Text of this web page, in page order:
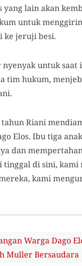
yang lain akan
untuk
ke jeruji besi.
nyenyak untuk saat
tim hukum,
Riani
Elos. Ibu tiga
dan
tinggal di sini,
kami
Warga Dago
Muller Bersaudara